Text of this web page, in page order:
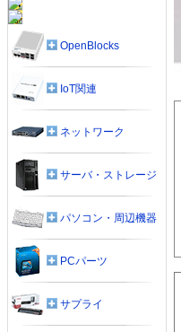
OpenBlocks
IoT関連
ネットワーク
サーバ・ストレージ
パソコン・周辺機器
PCパーツ
サプライ